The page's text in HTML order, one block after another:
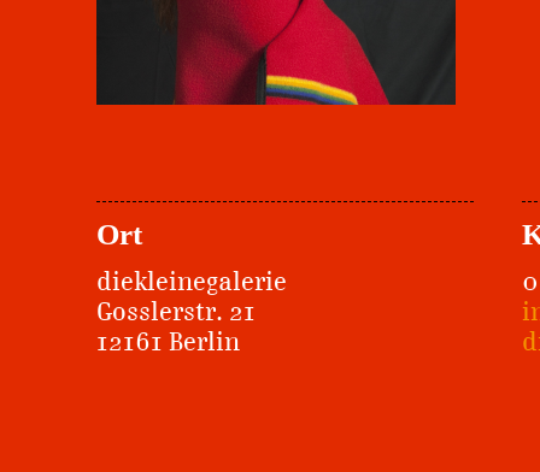
Ort
diekleinegalerie
Gosslerstr. 21
12161 Berlin